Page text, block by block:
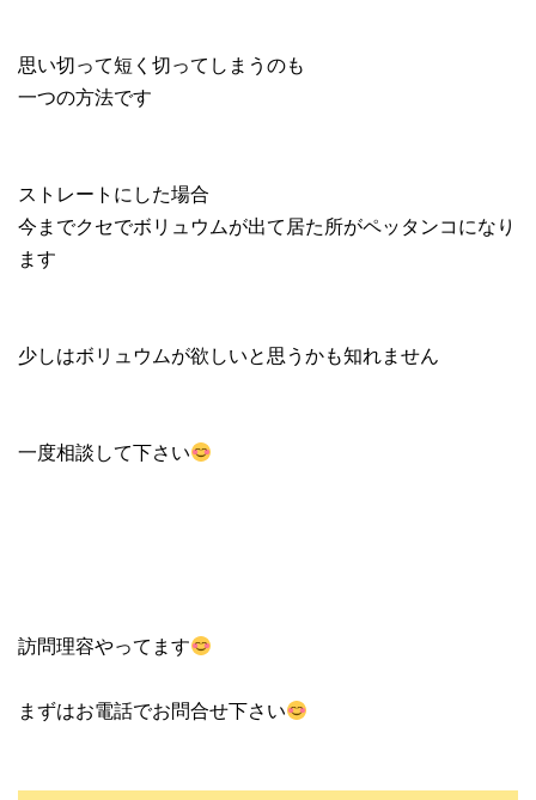
思い切って短く切ってしまうのも
一つの方法です
ストレートにした場合
今までクセでボリュウムが出て居た所がペッタンコになり
ます
少しはボリュウムが欲しいと思うかも知れません
一度相談して下さい
訪問理容やってます
まずはお電話でお問合せ下さい